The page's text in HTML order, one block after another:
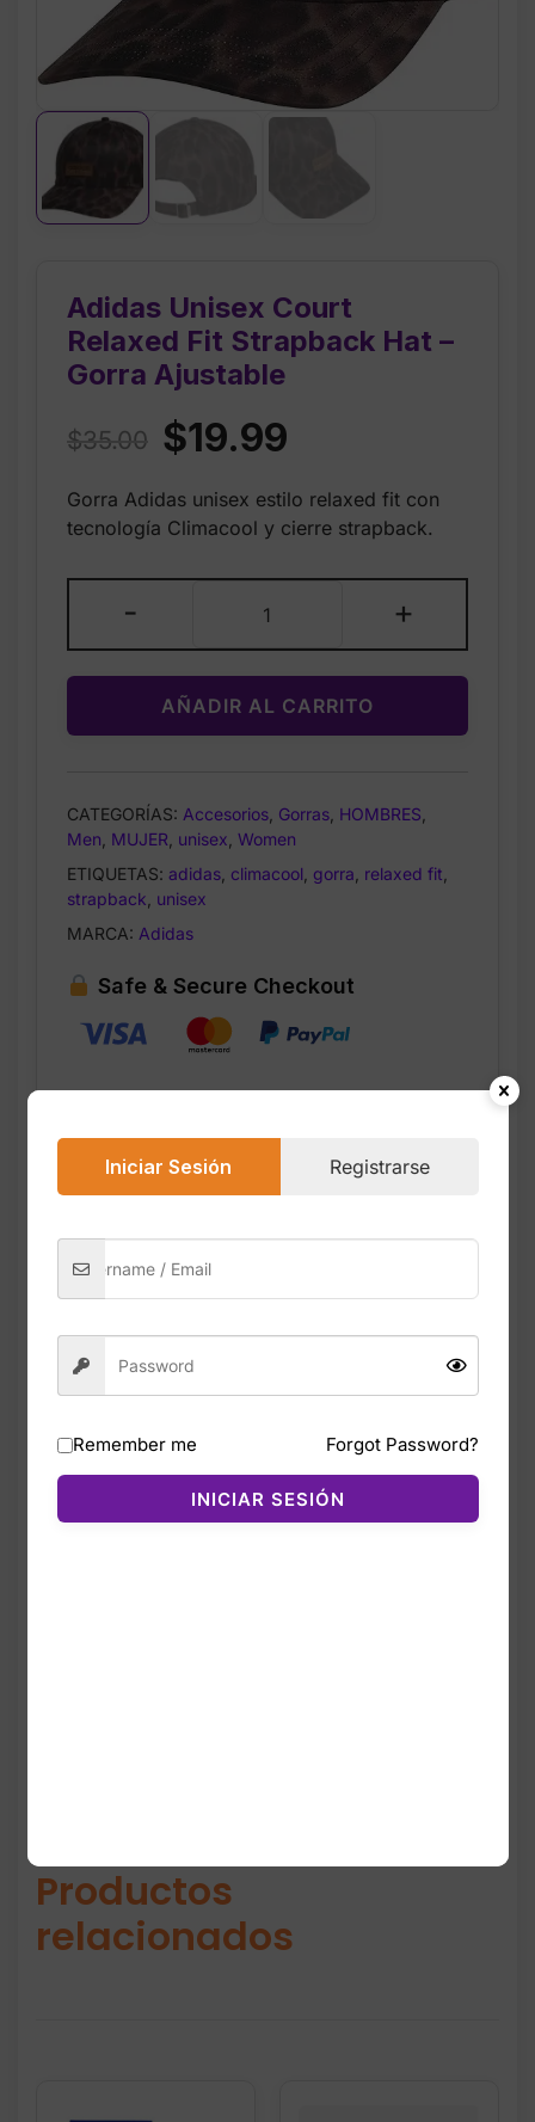
Adidas Unisex Court
Relaxed Fit Strapback Hat –
Gorra Ajustable
$35.00 Original
was:
$19.99
is:
Gorra Adidas unisex estilo relaxed fit con
tecnología Climacool y cierre strapback.
-
Unisex
Court
Relaxed
Fit
Strapback
Gorra
Ajustable
cantidad
+
AÑADIR AL CARRITO
CATEGORÍAS: Accesorios Gorras HOMBRES
Men MUJER unisex Women
ETIQUETAS: adidas climacool gorra relaxed fit
strapback unisex
MARCA: Adidas
Safe & Secure Checkout
Descripción Valoraciones (0)
La Adidas Court Relaxed Fit Strapback Hat
es una gorra unisex diseñada para uso
diario, con un estilo relajado y cómodo. Su
ayuda a mantener la cabeza fresca al
absorber y evaporar el sudor rápidamente.
Productos
relacionados
Iniciar Sesión Registrarse
Remember me Forgot Password?
INICIAR SESIÓN